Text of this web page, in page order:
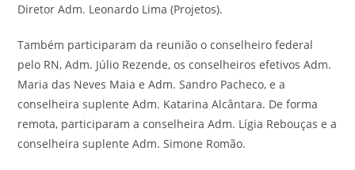
Diretor Adm. Leonardo Lima (Projetos).
Também participaram da reunião o conselheiro federal
pelo RN, Adm. Júlio Rezende, os conselheiros efetivos Adm.
Maria das Neves Maia e Adm. Sandro Pacheco, e a
conselheira suplente Adm. Katarina Alcântara. De forma
remota, participaram a conselheira Adm. Lígia Rebouças e a
conselheira suplente Adm. Simone Romão.